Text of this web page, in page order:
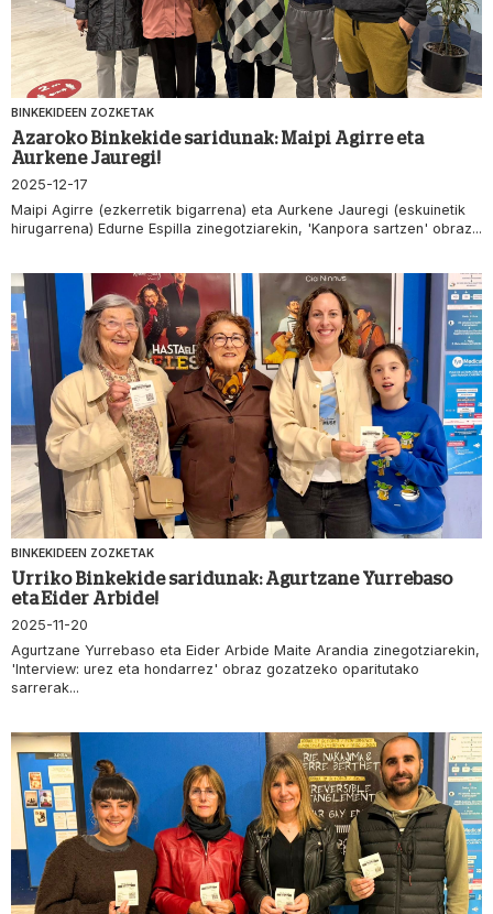
BINKEKIDEEN ZOZKETAK
Azaroko Binkekide saridunak: Maipi Agirre eta
Aurkene Jauregi!
2025-12-17
Maipi Agirre (ezkerretik bigarrena) eta Aurkene Jauregi (eskuinetik
hirugarrena) Edurne Espilla zinegotziarekin, 'Kanpora sartzen' obraz...
BINKEKIDEEN ZOZKETAK
Urriko Binkekide saridunak: Agurtzane Yurrebaso
eta Eider Arbide!
2025-11-20
Agurtzane Yurrebaso eta Eider Arbide Maite Arandia zinegotziarekin,
'Interview: urez eta hondarrez' obraz gozatzeko oparitutako
sarrerak...